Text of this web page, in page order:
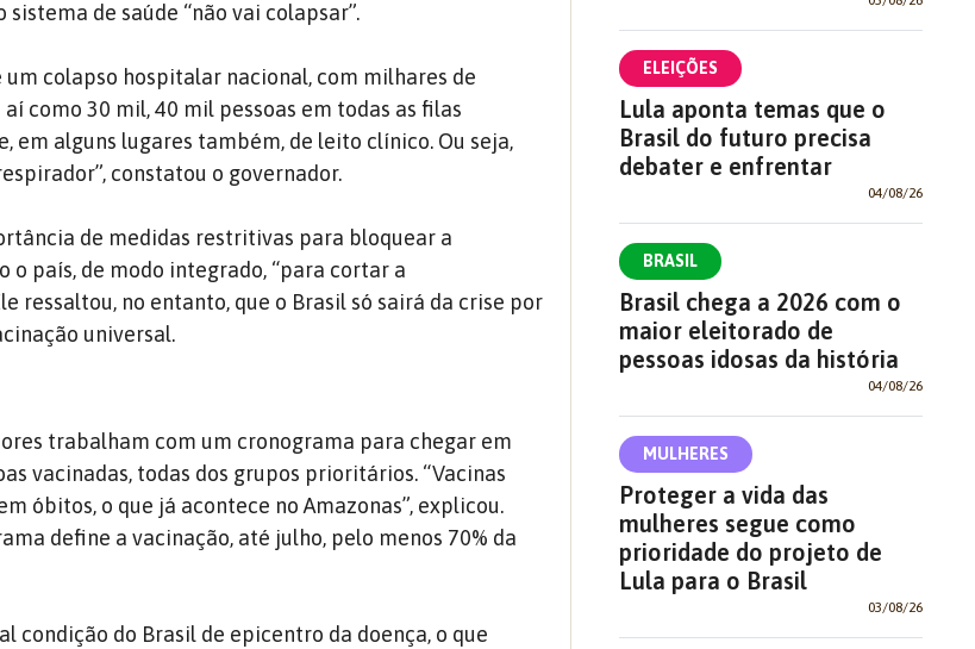
de saúde “não vai colapsar”.
colapso hospitalar nacional, com milhares de
como 30 mil, 40 mil pessoas em todas as filas
em alguns lugares também, de leito clínico. Ou seja,
constatou o governador.
de medidas restritivas para bloquear a
o país, de modo integrado, “para cortar a
ressaltou, no entanto, que o Brasil só sairá da crise por
universal.
trabalham com um cronograma para chegar em
vacinadas, todas dos grupos prioritários. “Vacinas
óbitos, o que já acontece no Amazonas”, explicou.
define a vacinação, até julho, pelo menos 70% da
condição do Brasil de epicentro da doença, o que
ELEIÇÕES
Lula aponta temas que o
Brasil do futuro precisa
debater e enfrentar
04/08/26
BRASIL
Brasil chega a 2026 com o
maior eleitorado de
pessoas idosas da história
04/08/26
MULHERES
Proteger a vida das
mulheres segue como
prioridade do projeto de
Lula para o Brasil
03/08/26